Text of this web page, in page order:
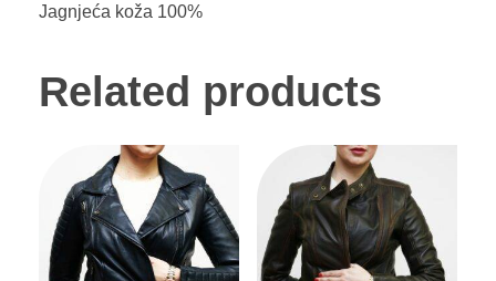
Jagnjeća koža 100%
Related products